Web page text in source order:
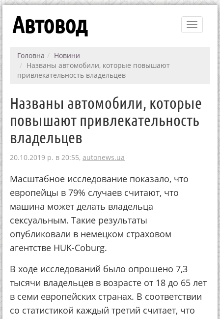
Toggle
Автовод
Головна
Новини
Названы автомобили, которые повышают
привлекательность владельцев
Названы автомобили, которые
повышают привлекательность
владельцев
20.10.2019 р. в 20:55, autonews.ua
Масштабное исследование показало, что
европейцы в 79% случаев считают, что
машина может делать владельца
сексуальным. Такие результаты
опубликовали в немецком страховом
агентстве HUK-Coburg.
В ходе исследований было опрошено 7,3
тысячи владельцев в возрасте от 18 до 65 лет
в семи европейских странах. В соответствии
со статистикой каждый третий считает, что